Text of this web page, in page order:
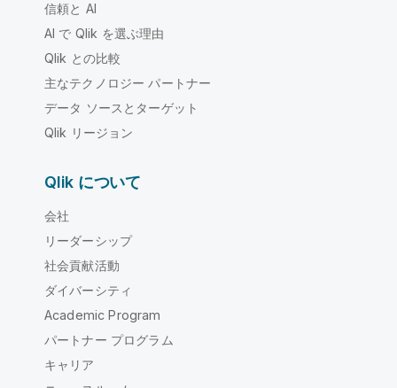
信頼と AI
AI で Qlik を選ぶ理由
Qlik との比較
主なテクノロジー パートナー
データ ソースとターゲット
Qlik リージョン
Qlik について
会社
リーダーシップ
社会貢献活動
ダイバーシティ
Academic Program
パートナー プログラム
キャリア